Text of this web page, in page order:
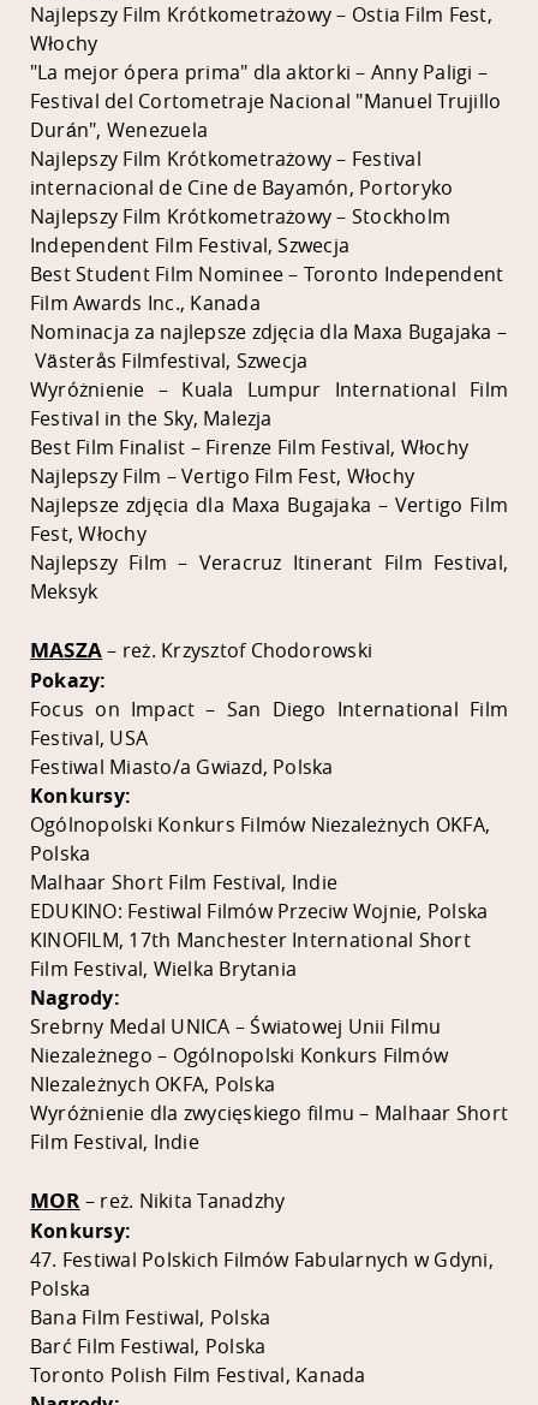
Najlepszy Film Krótkometrażowy – Ostia Film Fest,
Włochy
"La mejor ópera prima" dla aktorki – Anny Paligi –
Festival del Cortometraje Nacional "Manuel Trujillo
Durán", Wenezuela
Najlepszy Film Krótkometrażowy – Festival
internacional de Cine de Bayamón, Portoryko
Najlepszy Film Krótkometrażowy – Stockholm
Independent Film Festival, Szwecja
Best Student Film Nominee – Toronto Independent
Film Awards Inc., Kanada
Nominacja za najlepsze zdjęcia dla Maxa Bugajaka –
Västerås Filmfestival, Szwecja
Wyróżnienie – Kuala Lumpur International Film
Festival in the Sky, Malezja
Best Film Finalist – Firenze Film Festival, Włochy
Najlepszy Film – Vertigo Film Fest, Włochy
Najlepsze zdjęcia dla Maxa Bugajaka – Vertigo Film
Fest, Włochy
Najlepszy Film – Veracruz Itinerant Film Festival,
Meksyk
MASZA– reż. Krzysztof Chodorowski
Pokazy:
Focus on Impact – San Diego International Film
Festival, USA
Festiwal Miasto/a Gwiazd, Polska
Konkursy:
Ogólnopolski Konkurs Filmów Niezależnych OKFA,
Polska
Malhaar Short Film Festival, Indie
EDUKINO: Festiwal Filmów Przeciw Wojnie, Polska
KINOFILM, 17th Manchester International Short
Film Festival, Wielka Brytania
Nagrody:
Srebrny Medal UNICA – Światowej Unii Filmu
Niezależnego – Ogólnopolski Konkurs Filmów
NIezależnych OKFA, Polska
Wyróżnienie dla zwycięskiego filmu – Malhaar Short
Film Festival, Indie
MOR – reż. Nikita Tanadzhy
Konkursy:
47. Festiwal Polskich Filmów Fabularnych w Gdyni,
Polska
Bana Film Festiwal, Polska
Barć Film Festiwal, Polska
Toronto Polish Film Festival, Kanada